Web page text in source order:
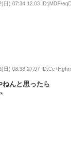
日) 07:34:12.03 ID:jMDF/
日) 08:38:27.97
ねんと思ったら